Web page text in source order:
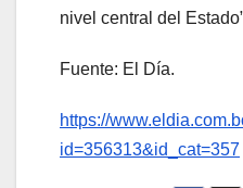
nivel central del
Fuente: El Día.
https://
id=356313&id_cat=357